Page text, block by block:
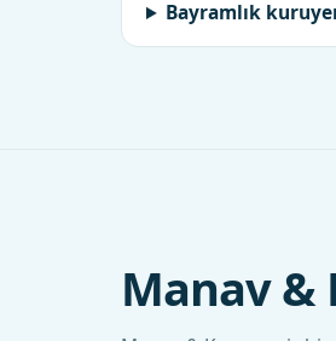
Bayramlık
Manav &